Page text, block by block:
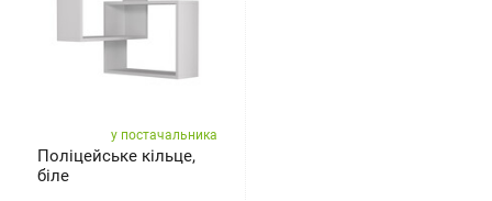
у постачальника
Поліцейське кільце,
біле